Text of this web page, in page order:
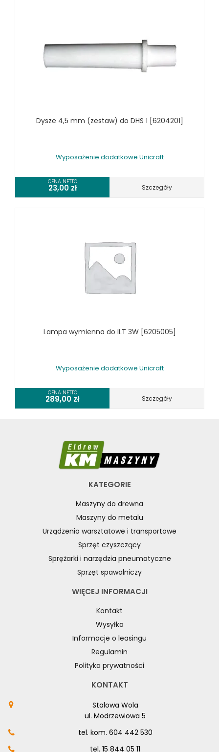
Dysze 4,5 mm (zestaw) do DHS 1 [6204201]
Wyposażenie dodatkowe Unicraft
CENA NETTO
23,00 zł Szczegóły
Lampa wymienna do ILT 3W [6205005]
Wyposażenie dodatkowe Unicraft
CENA NETTO
289,00 zł Szczegóły
KATEGORIE
Maszyny do drewna
Maszyny do metalu
Urządzenia warsztatowe i transportowe
Sprzęt czyszczący
Sprężarki i narzędzia pneumatyczne
Sprzęt spawalniczy
WIĘCEJ INFORMACJI
Kontakt
Wysyłka
Informacje o leasingu
Regulamin
Polityka prywatności
KONTAKT
Stalowa Wola
ul. Modrzewiowa 5
tel. kom. 604 442 530
tel. 15 844 05 11